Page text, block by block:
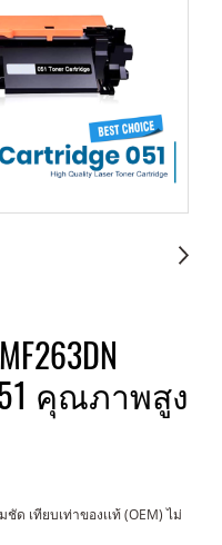
คุณภาพสูง
เทียบเท่าของเเท้ (OEM) ไม่